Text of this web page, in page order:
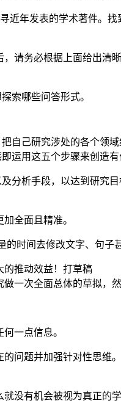
近年发表的学术著件。
请务必根据上面给出清晰
索哪些问答形式。
自己研究涉处的各个领域
运用这五个步骤来创造有
分析手段，以达到研究目
全面且精准。
时间去修改文字、句子
的推动效益！打草稿
一次全面总体的草拟，
一点信息。
问题并加强针对性思维。
没有机会被视为真正的学